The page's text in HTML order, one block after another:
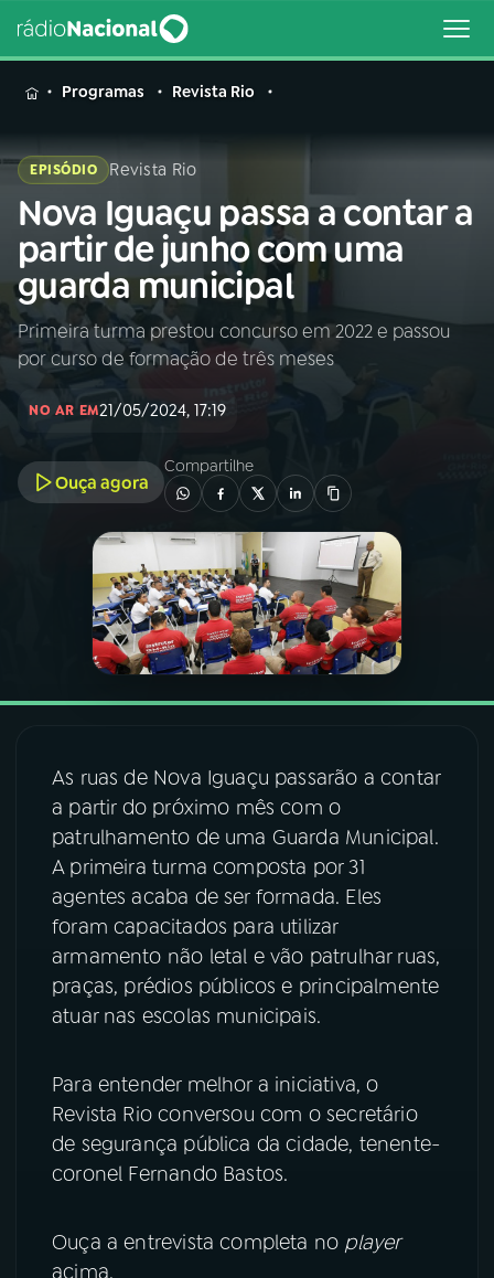
MENU
Buscar
na
Rádio
Nacional
Buscar
AO VIVO
INÍCIO
A RÁDIO
PROGRAMAÇÃO
PROGRAMAS
VIDEOCASTS
07ÚLTIMAS
08
ACOMPANHE A RÁDIO NACIONAL
Facebook
Instagram X
TikTok
Programas Revista Rio
EPISÓDIO Revista Rio
Nova Iguaçu passa a contar a
partir de junho com uma
guarda municipal
Primeira turma prestou concurso em 2022 e passou
por curso de formação de três meses
NO AR EM21/05/2024, 17:19
Ouça agora
Compartilhe
As ruas de Nova Iguaçu passarão a contar
a partir do próximo mês com o
patrulhamento de uma Guarda Municipal.
A primeira turma composta por 31
agentes acaba de ser formada. Eles
foram capacitados para utilizar
armamento não letal e vão patrulhar ruas,
praças, prédios públicos e principalmente
atuar nas escolas municipais.
Para entender melhor a iniciativa, o
Revista Rio conversou com o secretário
de segurança pública da cidade, tenente-
coronel Fernando Bastos.
Ouça a entrevista completa no player
acima.